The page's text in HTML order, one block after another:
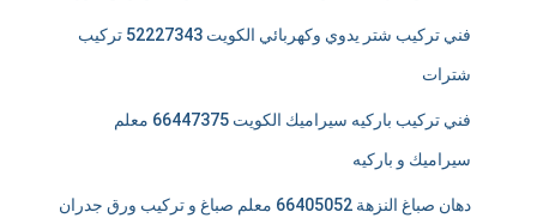
فني تركيب شتر يدوي وكهربائي الكويت 52227343 تركيب
شترات
فني تركيب باركيه سيراميك الكويت 66447375 معلم
سيراميك و باركيه
دهان صباغ النزهة 66405052 معلم صباغ و تركيب ورق جدران